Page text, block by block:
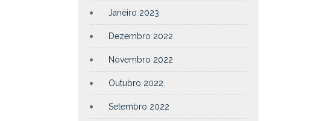
Janeiro 2023
Dezembro 2022
Novembro 2022
Outubro 2022
Setembro 2022